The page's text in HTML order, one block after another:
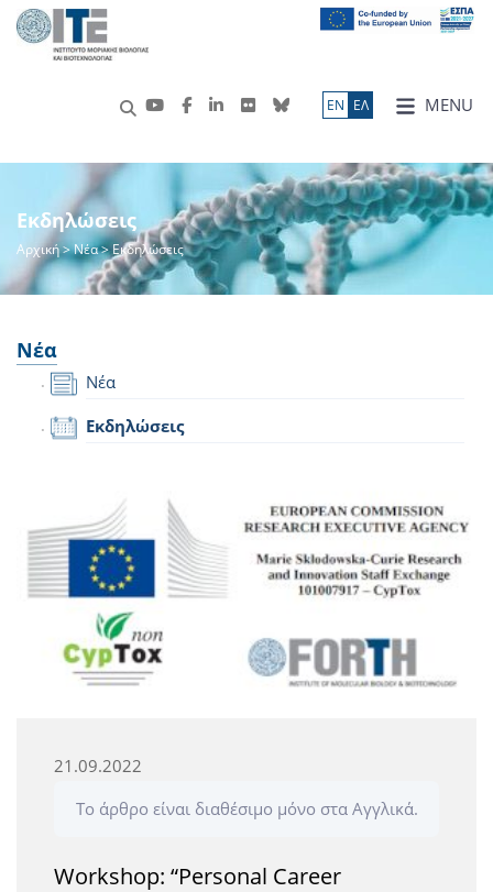
MENU
ΕN ΕΛ
Εκδηλώσεις
Αρχική>Νέα> Εκδηλώσεις
Νέα
Νέα
Εκδηλώσεις
21.09.2022
Το άρθρο είναι διαθέσιμο μόνο στα Αγγλικά.
Workshop: “Personal Career